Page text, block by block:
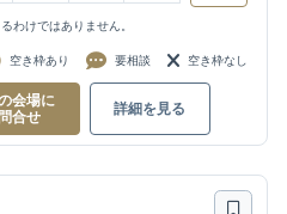
わけではありません。
空き枠あり 要相談 空き枠なし
会場に
問合せ
詳細を見る